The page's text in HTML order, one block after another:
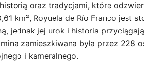
oraz tradycjami, które
km², Royuela de Río Franco jest
jednak jej urok i historia
zamieszkiwana była przez 228
i kameralnego.